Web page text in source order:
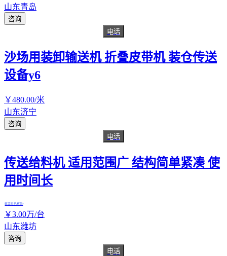
山东青岛
咨询
电话
沙场用装卸输送机 折叠皮带机 装仓传送
设备y6
￥480.00/米
山东济宁
咨询
电话
传送给料机 适用范围广 结构简单紧凑 使
用时间长
真实性已核验
￥3.00万/台
山东潍坊
咨询
电话